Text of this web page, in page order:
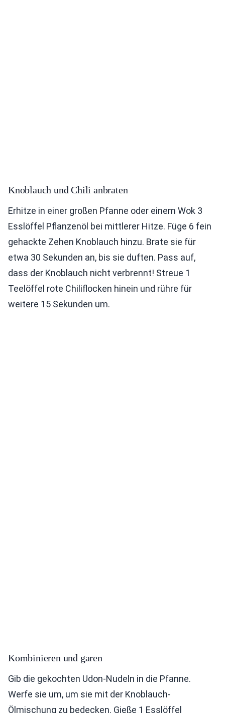
Knoblauch und Chili anbraten
Erhitze in einer großen Pfanne oder einem Wok 3
Esslöffel Pflanzenöl bei mittlerer Hitze. Füge 6 fein
gehackte Zehen Knoblauch hinzu. Brate sie für
etwa 30 Sekunden an, bis sie duften. Pass auf,
dass der Knoblauch nicht verbrennt! Streue 1
Teelöffel rote Chiliflocken hinein und rühre für
weitere 15 Sekunden um.
Kombinieren und garen
Gib die gekochten Udon-Nudeln in die Pfanne.
Werfe sie um, um sie mit der Knoblauch-
Ölmischung zu bedecken. Gieße 1 Esslöffel